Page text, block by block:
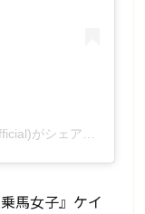
ケイリー🤎乗馬女子💐🐴ྀི(@kaleyk_official)がシェアした投稿
馬女子』ケイ